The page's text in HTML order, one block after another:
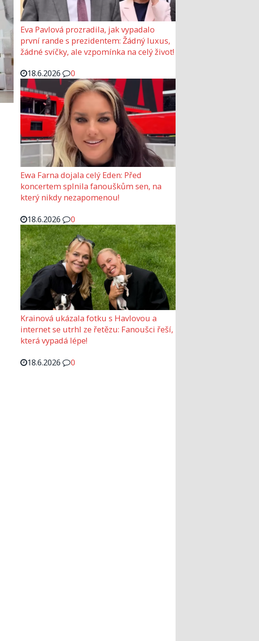
Eva Pavlová prozradila, jak vypadalo
první rande s prezidentem: Žádný luxus,
žádné svíčky, ale vzpomínka na celý život!
18.6.2026
0
Ewa Farna dojala celý Eden: Před
koncertem splnila fanouškům sen, na
který nikdy nezapomenou!
18.6.2026
0
Krainová ukázala fotku s Havlovou a
internet se utrhl ze řetězu: Fanoušci řeší,
která vypadá lépe!
18.6.2026
0